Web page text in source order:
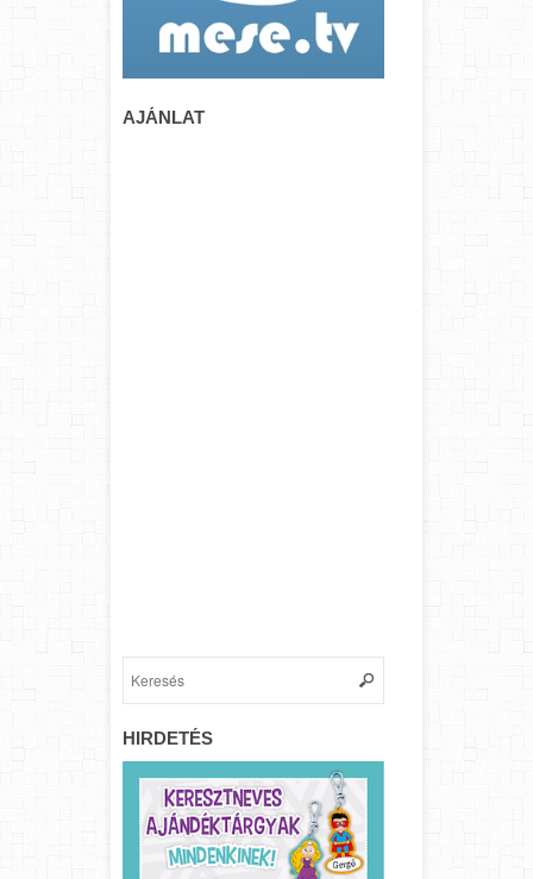
AJÁNLAT
HIRDETÉS